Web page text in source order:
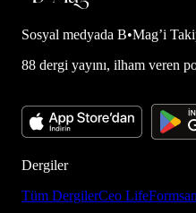
Sosyal medyada B•Mag’i
88 dergi yayını, ilham veren
Dergiler
Tüm DergilerCeo Life